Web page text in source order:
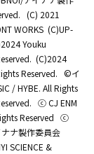
(C) 2021
WORKS (C)UP-
Youku
(C)2024
Reserved. ©イ
/ HYBE. All Rights
ⓒ CJ ENM
Reserved ⓒ
ナナ製作委員会
SCIENCE &